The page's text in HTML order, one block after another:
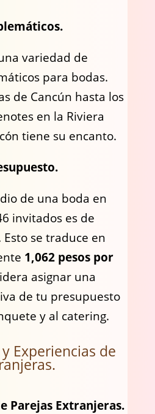
variedad de
para bodas.
de Cancún hasta los
en la Riviera
tiene su encanto.
de una boda en
invitados es de
Esto se traduce en
1,062 pesos por
asignar una
de tu presupuesto
y al catering.
Experiencias de
Parejas Extranjeras.